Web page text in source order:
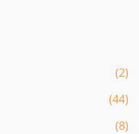
(2)
(44)
(8)